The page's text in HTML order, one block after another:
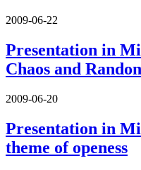
2009-06-22
Presentation in
Chaos and
2009-06-20
Presentation in
theme of openess